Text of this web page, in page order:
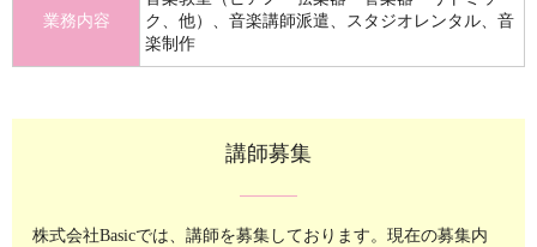
業務内容
ク、他）、音楽講師派遣、スタジオレンタル、音
楽制作
講師募集
株式会社Basicでは、講師を募集しております。現在の募集内